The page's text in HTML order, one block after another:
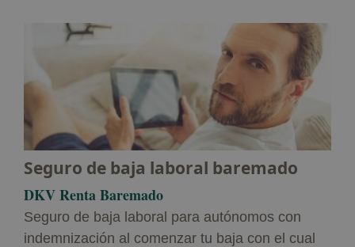
Seguro de baja laboral baremado
DKV Renta Baremado
Seguro de baja laboral para autónomos con
indemnización al comenzar tu baja con el cual